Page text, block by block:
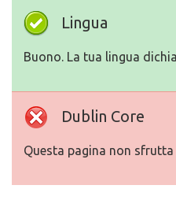
Lingua
Buono. La tua lingua
Dublin Core
Questa pagina non